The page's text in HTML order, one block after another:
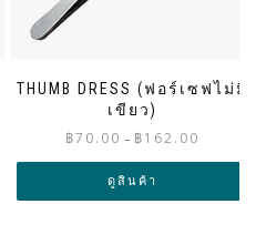
THUMB DRESS (ฟอร์เซฟไม่มี
เขียว)
฿70.00 – ฿162.00
range:
through
ดูสินค้า